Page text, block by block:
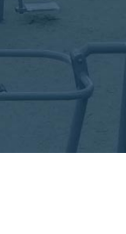
Tretboot
Bench